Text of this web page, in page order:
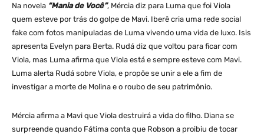
Na novela “Mania de Você”, Mércia diz para Luma que foi Viola
quem esteve por trás do golpe de Mavi. Iberê cria uma rede social
fake com fotos manipuladas de Luma vivendo uma vida de luxo. Isis
apresenta Evelyn para Berta. Rudá diz que voltou para ficar com
Viola, mas Luma afirma que Viola está e sempre esteve com Mavi.
Luma alerta Rudá sobre Viola, e propõe se unir a ele a fim de
investigar a morte de Molina e o roubo de seu patrimônio.
Mércia afirma a Mavi que Viola destruirá a vida do filho. Diana se
surpreende quando Fátima conta que Robson a proibiu de tocar